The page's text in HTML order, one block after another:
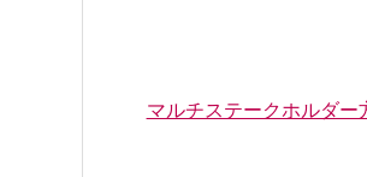
マルチステークホルダー